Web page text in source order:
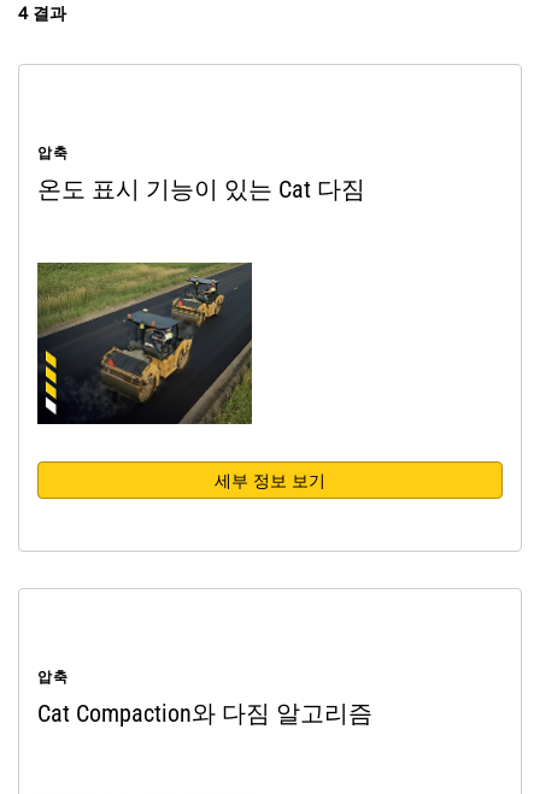
4 결과
압축
온도 표시 기능이 있는 Cat 다짐
세부 정보 보기
압축
Cat Compaction와 다짐 알고리즘